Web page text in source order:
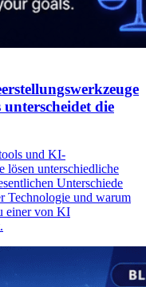
die
und KI-
lösen unterschiedliche
Unterschiede
Technologie und warum
einer von KI